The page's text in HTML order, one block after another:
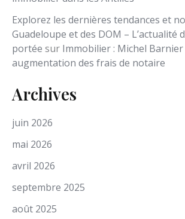
Explorez les dernières tendances et
Guadeloupe et des DOM – L’actualité
portée sur Immobilier : Michel
augmentation des frais de notaire
Archives
juin 2026
mai 2026
avril 2026
septembre 2025
août 2025